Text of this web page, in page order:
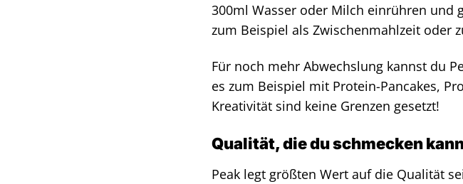
300ml Wasser oder Milch einrühren und
zum Beispiel als Zwischenmahlzeit oder
Für noch mehr Abwechslung kannst du
es zum Beispiel mit Protein-Pancakes,
Kreativität sind keine Grenzen gesetzt!
Qualität, die du schmecken
Peak legt größten Wert auf die Qualität